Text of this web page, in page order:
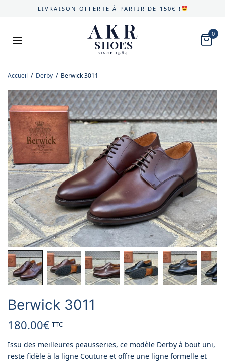
LIVRAISON OFFERTE À PARTIR DE 150€ !
0
Accueil / Derby / Berwick 3011
Berwick 3011
180.00€ TTC
Issu des meilleures peausseries, ce modèle Derby à bout uni,
reste fidèle à la ligne Couture et offre une ligne formelle et